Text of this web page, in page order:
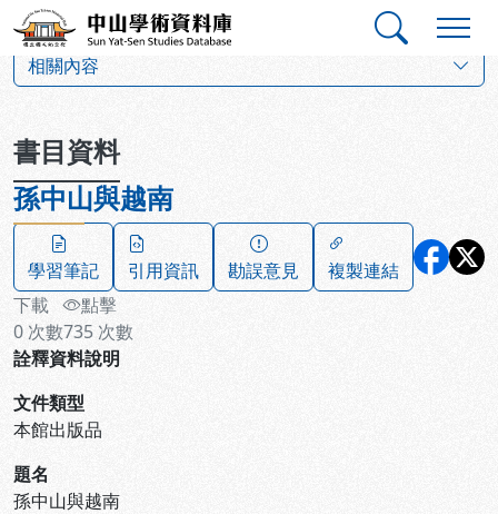
跳到主要內容
中山學術資料庫
相關內容
書目資料
孫中山與越南
學習筆記 引用資訊 勘誤意見
複製連結
下載
0 次數
點擊
735 次數
詮釋資料說明
文件類型
本館出版品
題名
孫中山與越南